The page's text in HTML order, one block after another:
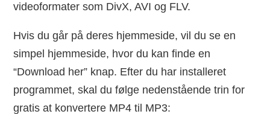
videoformater som DivX, AVI og FLV.
Hvis du går på deres hjemmeside, vil du se en
simpel hjemmeside, hvor du kan finde en
“Download her” knap. Efter du har installeret
programmet, skal du følge nedenstående trin for
gratis at konvertere MP4 til MP3: